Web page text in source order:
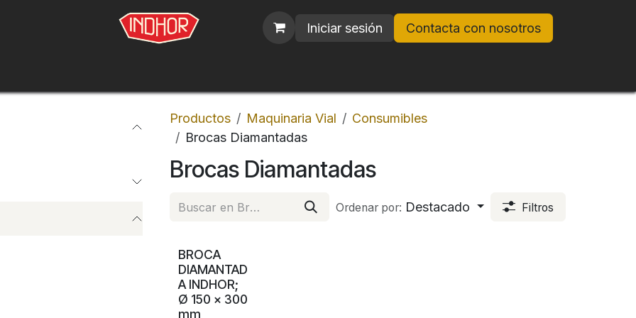
Iniciar sesión Contacta con nosotros
Productos Maquinaria Vial
Consumibles
Brocas Diamantadas
Brocas Diamantadas
Ordenar por: Destacado Filtros
BROCA
DIAMANTAD
A INDHOR;
Ø 150 x 300
mm